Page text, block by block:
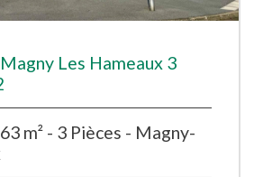
Les Hameaux 3
m² - 3 Pièces - Magny-